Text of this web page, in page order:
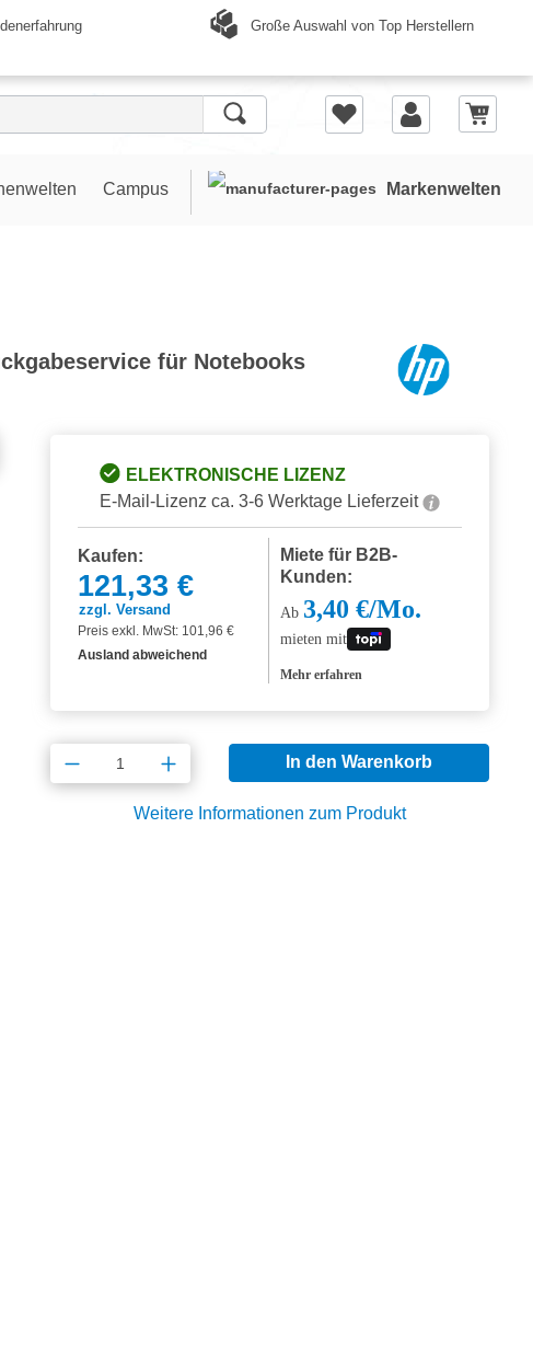
Große Auswahl von Top Herstellern
Campus Markenwelten
für Notebooks
ELEKTRONISCHE LIZENZ
E-Mail-Lizenz ca. 3-6 Werktage Lieferzeit
Kaufen:
121,33 €
zzgl. Versand
Preis exkl. MwSt: 101,96 €
Ausland abweichend
Miete für B2B-
Kunden:
Ab 3,40 €/Mo.
mieten mit
Mehr erfahren
Produkt Anzahl: Gib den gewünschten
In den Warenkorb
Weitere Informationen zum Produkt